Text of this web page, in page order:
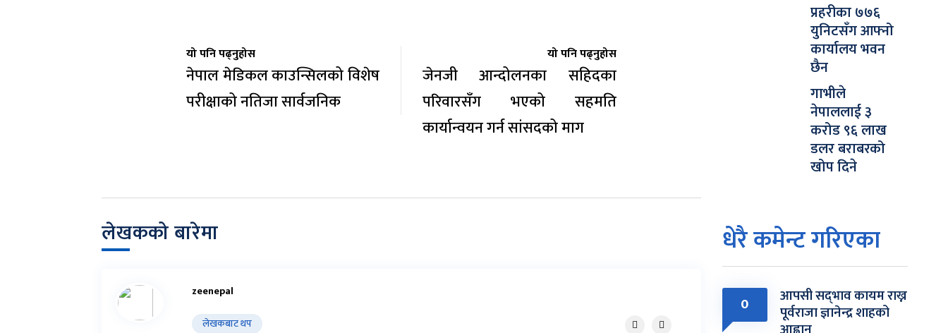
यो पनि पढ्नुहोस
नेपाल मेडिकल काउन्सिलको विशेष
परीक्षाको नतिजा सार्वजनिक
यो पनि पढ्नुहोस
जेनजी आन्दोलनका सहिदका
परिवारसँग भएको सहमति
कार्यान्वयन गर्न सांसदको माग
लेखकको बारेमा
zeenepal
लेखकबाट थप
प्रहरीका ७७६
युनिटसँग आफ्नो
कार्यालय भवन
छैन
गाभीले
नेपाललाई ३
करोड ९६ लाख
डलर बराबरको
खोप दिने
धेरै कमेन्ट गरिएका
0 आपसी सद्‌भाव कायम राख्न
पूर्वराजा ज्ञानेन्द्र शाहको